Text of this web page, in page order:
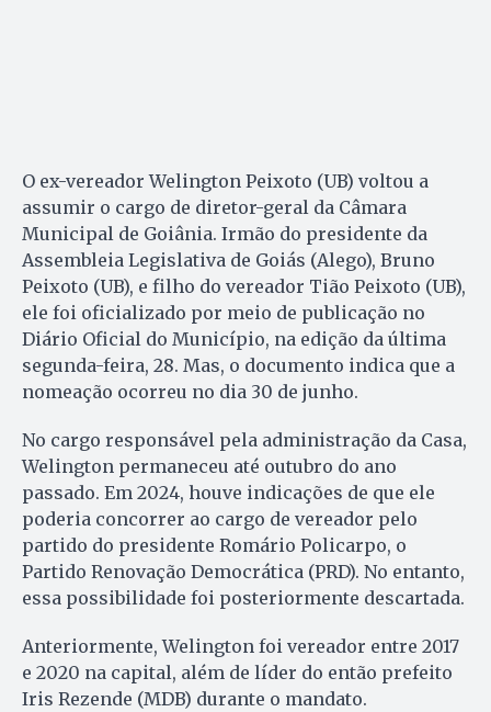
O ex-vereador Welington Peixoto (UB) voltou a
assumir o cargo de diretor-geral da Câmara
Municipal de Goiânia. Irmão do presidente da
Assembleia Legislativa de Goiás (Alego), Bruno
Peixoto (UB), e filho do vereador Tião Peixoto (UB),
ele foi oficializado por meio de publicação no
Diário Oficial do Município, na edição da última
segunda-feira, 28. Mas, o documento indica que a
nomeação ocorreu no dia 30 de junho.
No cargo responsável pela administração da Casa,
Welington permaneceu até outubro do ano
passado. Em 2024, houve indicações de que ele
poderia concorrer ao cargo de vereador pelo
partido do presidente Romário Policarpo, o
Partido Renovação Democrática (PRD). No entanto,
essa possibilidade foi posteriormente descartada.
Anteriormente, Welington foi vereador entre 2017
e 2020 na capital, além de líder do então prefeito
Iris Rezende (MDB) durante o mandato.